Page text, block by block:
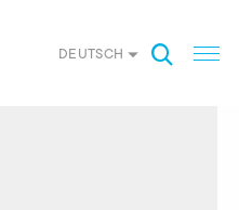
DEUTSCH